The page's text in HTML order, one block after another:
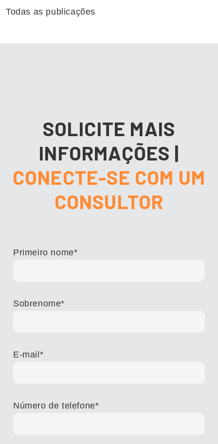
Todas as publicações
SOLICITE MAIS
INFORMAÇÕES |
CONECTE-SE COM UM
CONSULTOR
Primeiro nome*
Sobrenome*
E-mail *
Número de telefone*